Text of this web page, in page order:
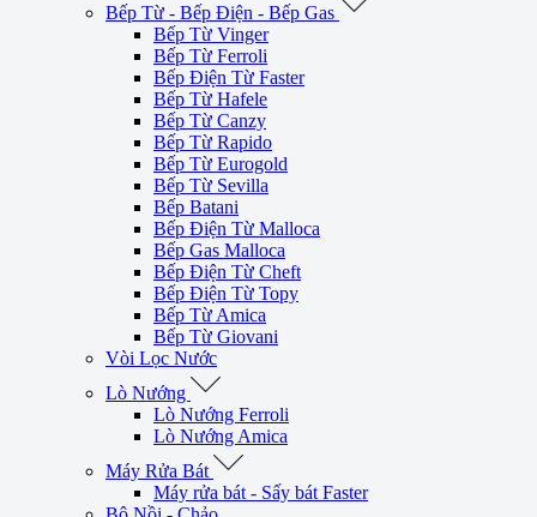
Bếp Từ - Bếp Điện - Bếp Gas
Bếp Từ Vinger
Bếp Từ Ferroli
Bếp Điện Từ Faster
Bếp Từ Hafele
Bếp Từ Canzy
Bếp Từ Rapido
Bếp Từ Eurogold
Bếp Từ Sevilla
Bếp Batani
Bếp Điện Từ Malloca
Bếp Gas Malloca
Bếp Điện Từ Cheft
Bếp Điện Từ Topy
Bếp Từ Amica
Bếp Từ Giovani
Vòi Lọc Nước
Lò Nướng
Lò Nướng Ferroli
Lò Nướng Amica
Máy Rửa Bát
Máy rửa bát - Sấy bát Faster